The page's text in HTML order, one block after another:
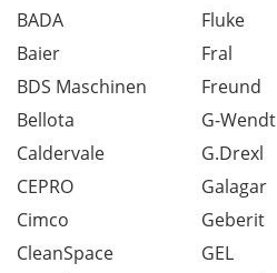
BADA
Baier
BDS Maschinen
Bellota
Caldervale
CEPRO
Cimco
CleanSpace
Fluke
Fral
Freund
G-Wendt
G.Drexl
Galagar
Geberit
GEL